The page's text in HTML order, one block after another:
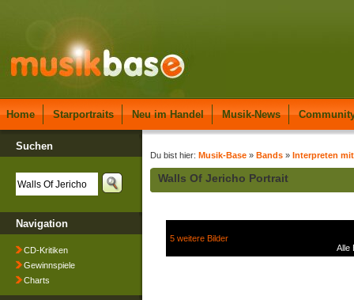
Home Starportraits Neu im Handel Musik-News
Suchen
Navigation
CD-Kritiken
Gewinnspiele
Charts
Du bist hier: Musik-Base » Bands » Interpreten
Walls Of Jericho Portrait
5 weitere Bilder
Alle